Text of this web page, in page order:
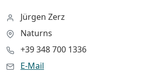
Jürgen Zerz
Naturns
+39 348 700 1336
E-Mail